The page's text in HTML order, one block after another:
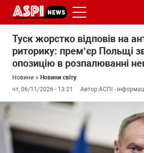
Туск жорстко відповів на
риторику: прем’єр Польщі
опозицію в розпалюванні
Новини » Новини світу
чт, 06/11/2026 - 13:21
Автор:АСПІ -
#ООС
#боротьба
корупцією